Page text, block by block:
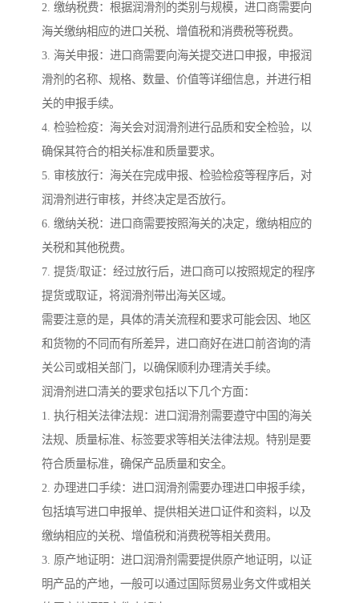
2. 缴纳税费：根据润滑剂的类别与规模，进口商需要向
海关缴纳相应的进口关税、增值税和消费税等税费。
3. 海关申报：进口商需要向海关提交进口申报，申报润
滑剂的名称、规格、数量、价值等详细信息，并进行相
关的申报手续。
4. 检验检疫：海关会对润滑剂进行品质和安全检验，以
确保其符合的相关标准和质量要求。
5. 审核放行：海关在完成申报、检验检疫等程序后，对
润滑剂进行审核，并终决定是否放行。
6. 缴纳关税：进口商需要按照海关的决定，缴纳相应的
关税和其他税费。
7. 提货/取证：经过放行后，进口商可以按照规定的程序
提货或取证，将润滑剂带出海关区域。
需要注意的是，具体的清关流程和要求可能会因、地区
和货物的不同而有所差异，进口商好在进口前咨询的清
关公司或相关部门，以确保顺利办理清关手续。
润滑剂进口清关的要求包括以下几个方面：
1. 执行相关法律法规：进口润滑剂需要遵守中国的海关
法规、质量标准、标签要求等相关法律法规。特别是要
符合质量标准，确保产品质量和安全。
2. 办理进口手续：进口润滑剂需要办理进口申报手续，
包括填写进口申报单、提供相关进口证件和资料，以及
缴纳相应的关税、增值税和消费税等相关费用。
3. 原产地证明：进口润滑剂需要提供原产地证明，以证
明产品的产地，一般可以通过国际贸易业务文件或相关